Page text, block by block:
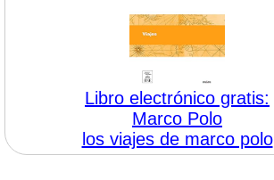
Libro electrónico gratis:
Marco Polo
los viajes de marco polo